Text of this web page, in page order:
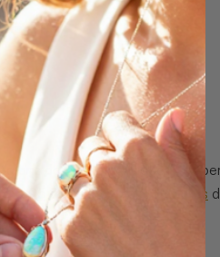
de Lightning Ridge,
de 95 % des opales précieuses